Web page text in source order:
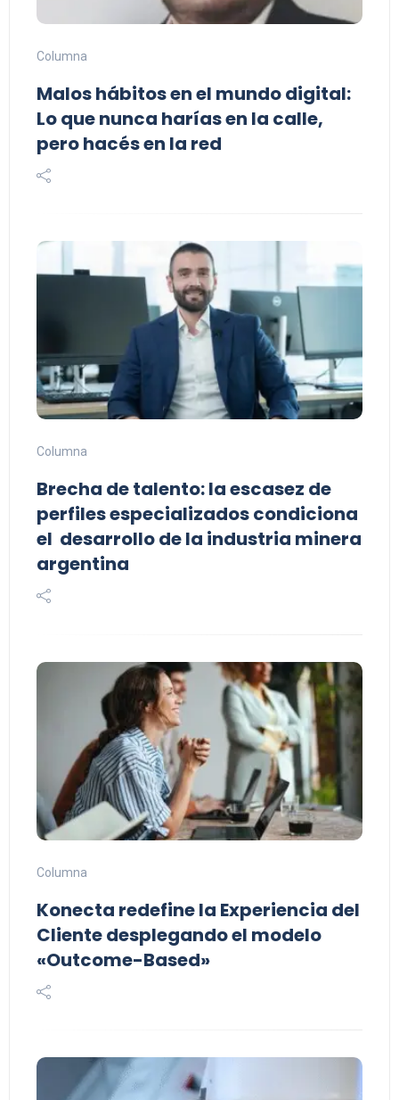
Columna
Malos hábitos en el mundo digital:
Lo que nunca harías en la calle,
pero hacés en la red
Columna
Brecha de talento: la escasez de
perfiles especializados condiciona
el desarrollo de la industria minera
argentina
Columna
Konecta redefine la Experiencia del
Cliente desplegando el modelo
«Outcome-Based»